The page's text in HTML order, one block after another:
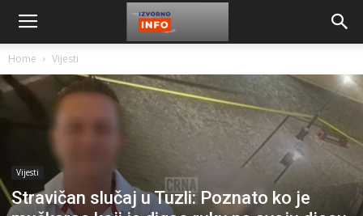
Home Vijesti
Vijesti
Stravičan slučaj u Tuzli: Poznato ko je